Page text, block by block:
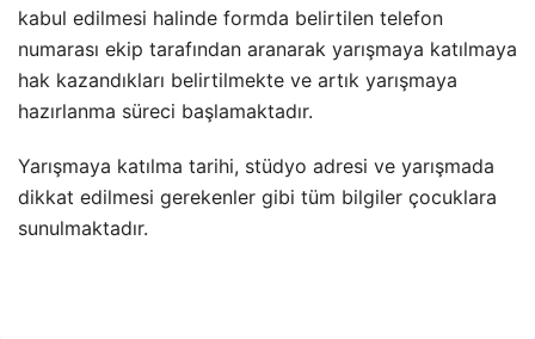
kabul edilmesi halinde formda belirtilen telefon
numarası ekip tarafından aranarak yarışmaya katılmaya
hak kazandıkları belirtilmekte ve artık yarışmaya
hazırlanma süreci başlamaktadır.
Yarışmaya katılma tarihi, stüdyo adresi ve yarışmada
dikkat edilmesi gerekenler gibi tüm bilgiler çocuklara
sunulmaktadır.